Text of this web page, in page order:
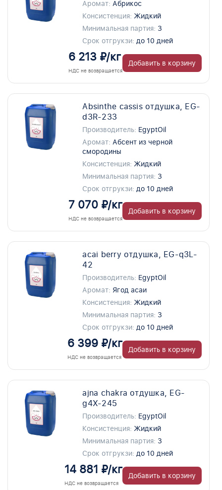
Аромат: Абрикос
Консистенция: Жидкий
Минимальная партия: 3
Срок отгрукзи: до 10 дней
6 213 ₽/кг
НДС не возвращается
Добавить в корзину
Absinthe cassis отдушка, EG-
d3R-233
Производитель: EgyptOil
Аромат: Абсент из черной
смородины
Консистенция: Жидкий
Минимальная партия: 3
Срок отгрукзи: до 10 дней
7 070 ₽/кг
НДС не возвращается
Добавить в корзину
acai berry отдушка, EG-q3L-
42
Производитель: EgyptOil
Аромат: Ягод асаи
Консистенция: Жидкий
Минимальная партия: 3
Срок отгрукзи: до 10 дней
6 399 ₽/кг
НДС не возвращается
Добавить в корзину
ajna chakra отдушка, EG-
g4X-245
Производитель: EgyptOil
Консистенция: Жидкий
Минимальная партия: 3
Срок отгрукзи: до 10 дней
14 881 ₽/кг
НДС не возвращается
Добавить в корзину